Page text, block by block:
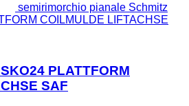
semirimorchio pianale Schmitz
COILMULDE LIFTACHSE
PLATTFORM
SAF